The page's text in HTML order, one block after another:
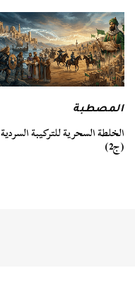
المصطبة
الخلطة السحرية للتركيبة السردية
(ج2)